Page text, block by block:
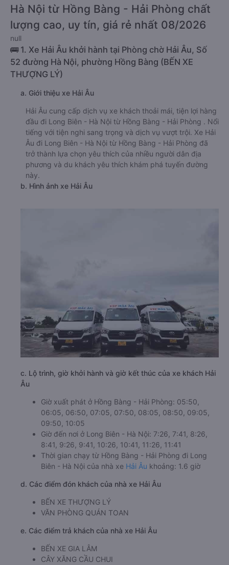
Hà Nội từ Hồng Bàng - Hải Phòng chất
lượng cao, uy tín, giá rẻ nhất 08/2026
null
🚌 1. Xe Hải Âu khởi hành tại Phòng chờ Hải Âu, Số
52 đường Hà Nội, phường Hồng Bàng (BẾN XE
THƯỢNG LÝ)
a. Giới thiệu xe Hải Âu
Hải Âu cung cấp dịch vụ xe khách thoải mái, tiện lợi hàng
đầu đi Long Biên - Hà Nội từ Hồng Bàng - Hải Phòng . Nổi
tiếng với tiện nghi sang trọng và dịch vụ vượt trội. Xe Hải
Âu đi Long Biên - Hà Nội từ Hồng Bàng - Hải Phòng đã
trở thành lựa chọn yêu thích của nhiều người dân địa
phương và du khách yêu thích khám phá tuyến đường
này.
b. Hình ảnh xe Hải Âu
c. Lộ trình, giờ khởi hành và giờ kết thúc của xe khách Hải
Âu
Giờ xuất phát ở Hồng Bàng - Hải Phòng: 05:50,
06:05, 06:50, 07:05, 07:50, 08:05, 08:50, 09:05,
09:50, 10:05
Giờ đến nơi ở Long Biên - Hà Nội: 7:26, 7:41, 8:26,
8:41, 9:26, 9:41, 10:26, 10:41, 11:26, 11:41
Thời gian chạy từ Hồng Bàng - Hải Phòng đi Long
Biên - Hà Nội của nhà xe Hải Âu khoảng: 1.6 giờ
d. Các điểm đón khách của nhà xe Hải Âu
BẾN XE THƯỢNG LÝ
VĂN PHÒNG QUÁN TOAN
e. Các điểm trả khách của nhà xe Hải Âu
BẾN XE GIA LÂM
CÂY XĂNG CẦU CHUI